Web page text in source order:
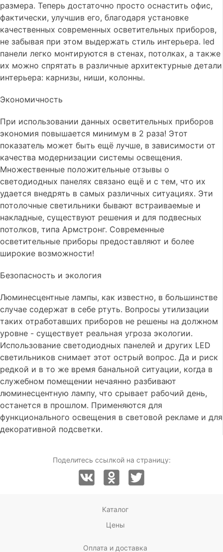
размера. Теперь достаточно просто оснастить офис,
фактически, улучшив его, благодаря установке
качественных современных осветительных приборов,
не забывая при этом выдержать стиль интерьера. led
панели легко монтируются в стенах, потолках, а также
их можно спрятать в различные архитектурные детали
интерьера: карнизы, ниши, колонны.
Экономичность
При использовании данных осветительных приборов
экономия повышается минимум в 2 раза! Этот
показатель может быть ещё лучше, в зависимости от
качества модернизации системы освещения.
Множественные положительные отзывы о
светодиодных панелях связано ещё и с тем, что их
удается внедрять в самых различных ситуациях. Эти
потолочные светильники бывают встраиваемые и
накладные, существуют решения и для подвесных
потолков, типа Армстронг. Современные
осветительные приборы предоставляют и более
широкие возможности!
Безопасность и экология
Люминесцентные лампы, как известно, в большинстве
случае содержат в себе ртуть. Вопросы утилизации
таких отработавших приборов не решены на должном
уровне - существует реальная угроза экологии.
Использование светодиодных панелей и других LED
светильников снимает этот острый вопрос. Да и риск
редкой и в то же время банальной ситуации, когда в
служебном помещении нечаянно разбивают
люминесцентную лампу, что срывает рабочий день,
останется в прошлом. Применяются для
функционального освещения в световой рекламе и для
декоративной подсветки.
Поделитесь ссылкой на страницу:
Каталог
Цены
Оплата и доставка